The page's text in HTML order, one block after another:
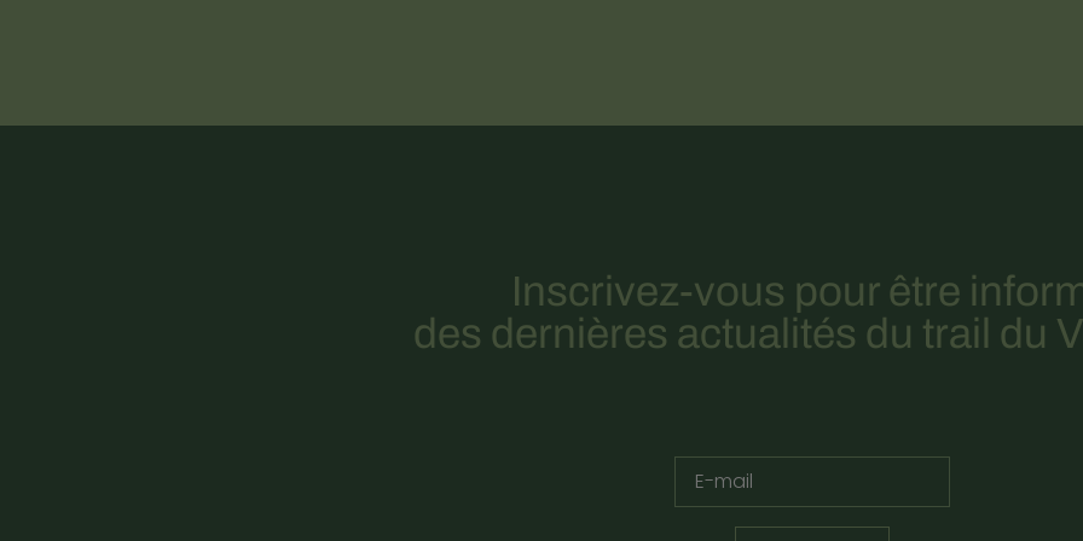
Inscrivez-vous pour être
des dernières actualités du trail du